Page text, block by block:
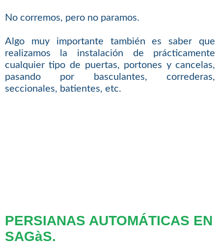
No corremos, pero no paramos.
Algo muy importante también es saber que
realizamos la instalación de prácticamente
cualquier tipo de puertas, portones y cancelas,
pasando por basculantes, correderas,
seccionales, batientes, etc.
PERSIANAS AUTOMÁTICAS EN
SAGàS.